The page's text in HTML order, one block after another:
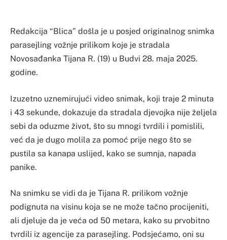
Redakcija “Blica” došla je u posjed originalnog snimka
parasejling vožnje prilikom koje je stradala
Novosađanka Tijana R. (19) u Budvi 28. maja 2025.
godine.
Izuzetno uznemirujući video snimak, koji traje 2 minuta
i 43 sekunde, dokazuje da stradala djevojka nije željela
sebi da oduzme život, što su mnogi tvrdili i pomislili,
već da je dugo molila za pomoć prije nego što se
pustila sa kanapa uslijed, kako se sumnja, napada
panike.
Na snimku se vidi da je Tijana R. prilikom vožnje
podignuta na visinu koja se ne može tačno procijeniti,
ali djeluje da je veća od 50 metara, kako su prvobitno
tvrdili iz agencije za parasejling. Podsjećamo, oni su